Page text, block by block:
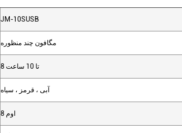
JM-10SUSB
مگافون چند منظوره
8 تا 10 ساعت
آبی ، قرمز ، سیاه
8 اوم